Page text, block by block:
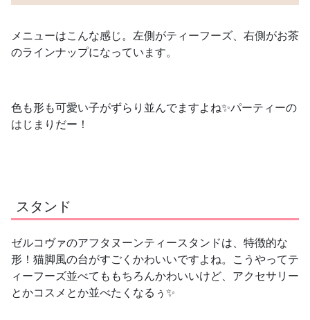
メニューはこんな感じ。左側がティーフーズ、右側がお茶
のラインナップになっています。
色も形も可愛い子がずらり並んでますよね✨パーティーの
はじまりだー！
スタンド
ゼルコヴァのアフタヌーンティースタンドは、特徴的な
形！猫脚風の台がすごくかわいいですよね。こうやってテ
ィーフーズ並べてももちろんかわいいけど、アクセサリー
とかコスメとか並べたくなるぅ✨